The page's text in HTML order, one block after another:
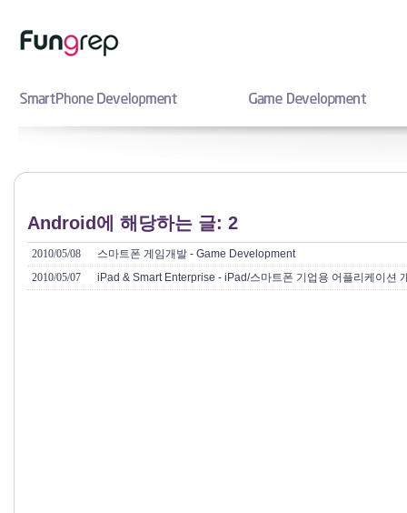
Android에 해당하는 글: 2
2010/05/08
스마트폰 게임개발 - Game Development
2010/05/07
iPad & Smart Enterprise - iPad/스마트폰 기업용 어플리케이션